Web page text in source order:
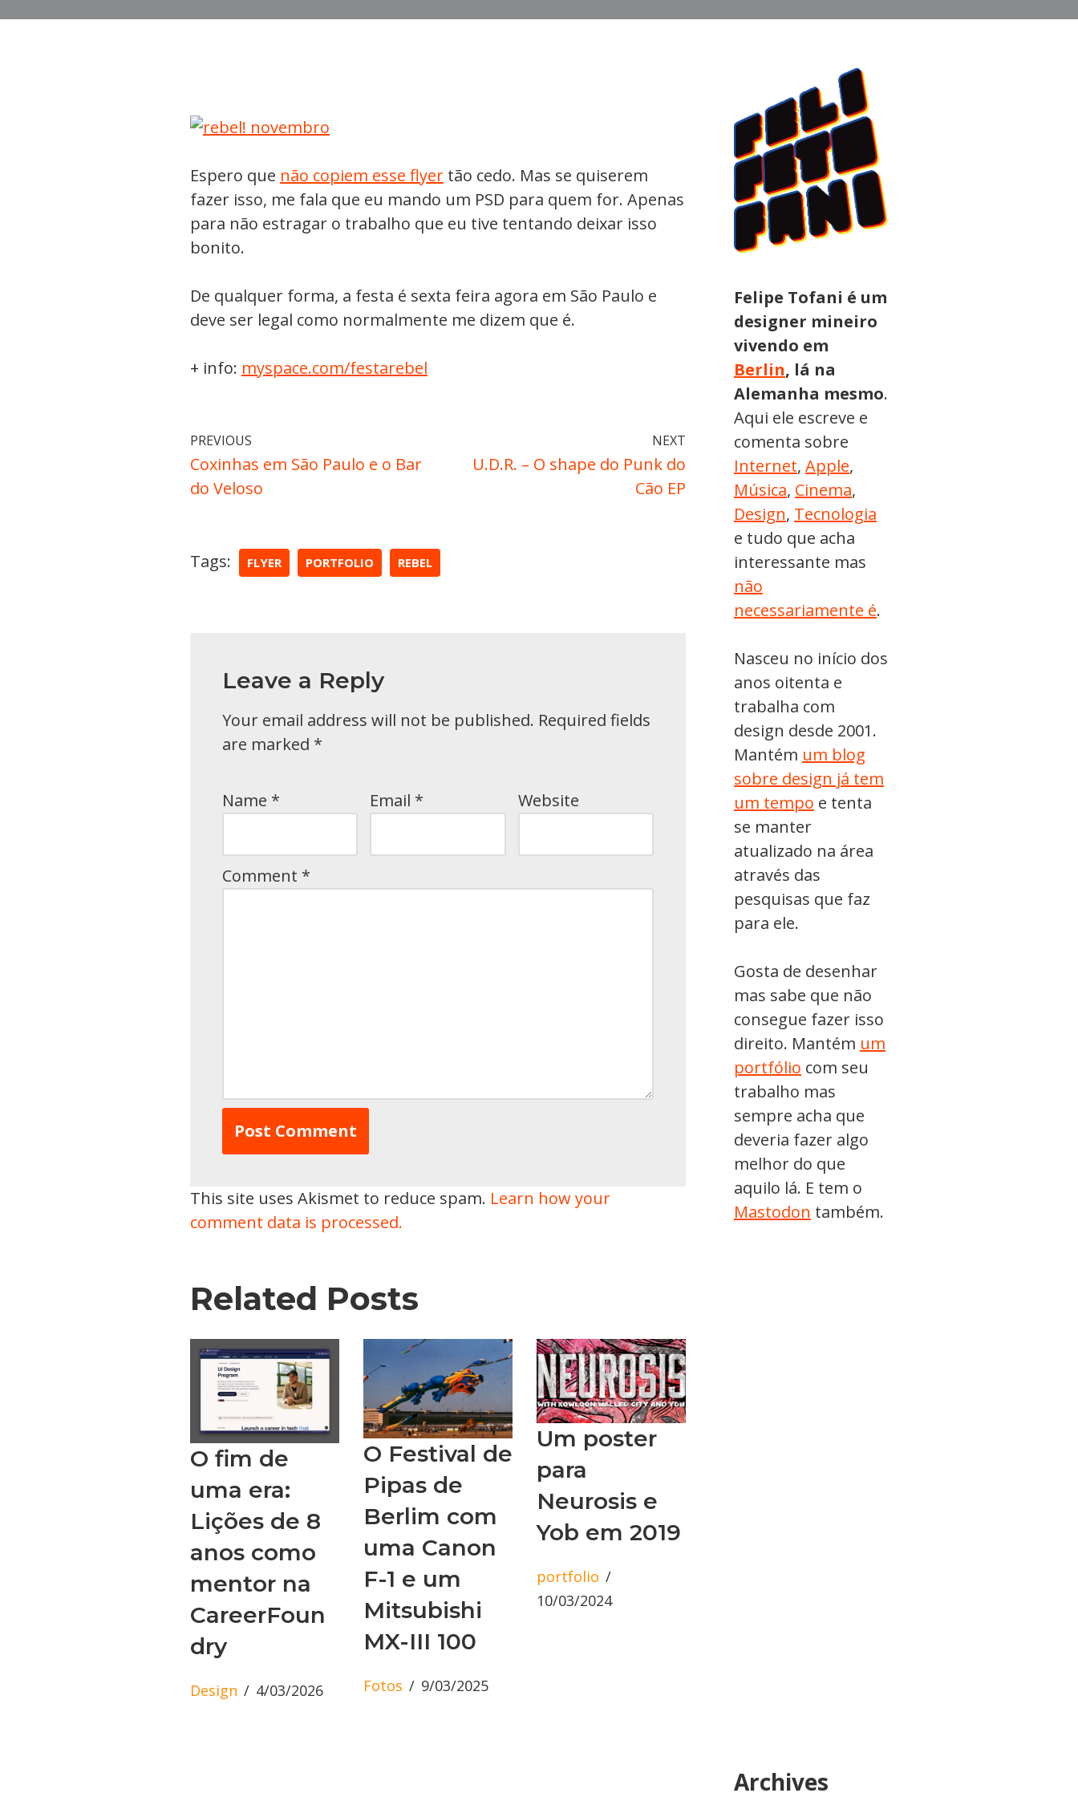
Espero que não copiem esse flyer tão cedo. Mas se quiserem
fazer isso, me fala que eu mando um PSD para quem for. Apenas
para não estragar o trabalho que eu tive tentando deixar isso
bonito.
De qualquer forma, a festa é sexta feira agora em São Paulo e
deve ser legal como normalmente me dizem que é.
+ info: myspace.com/festarebel
PREVIOUS
Coxinhas em São Paulo e o Bar
do Veloso
NEXT
U.D.R. – O shape do Punk do
Cão EP
Tags: FLYER PORTFOLIO REBEL
Leave a Reply
Your email address will not be published. Required fields
are marked *
Name * Email * Website
Comment *
This site uses Akismet to reduce spam. Learn how your
comment data is processed.
Related Posts
O fim de
uma era:
Lições de 8
anos como
mentor na
CareerFoun
dry
Design 4/03/2026
O Festival de
Pipas de
Berlim com
uma Canon
F-1 e um
Mitsubishi
MX-III 100
Fotos 9/03/2025
Um poster
para
Neurosis e
Yob em 2019
portfolio
10/03/2024
Felipe Tofani é um
designer mineiro
vivendo em
Berlin, lá na
Alemanha mesmo.
Aqui ele escreve e
comenta sobre
Internet, Apple,
Música, Cinema,
Design, Tecnologia
e tudo que acha
interessante mas
não
necessariamente é.
Nasceu no início dos
anos oitenta e
trabalha com
design desde 2001.
Mantém um blog
sobre design já tem
um tempo e tenta
se manter
atualizado na área
através das
pesquisas que faz
para ele.
Gosta de desenhar
mas sabe que não
consegue fazer isso
direito. Mantém um
portfólio com seu
trabalho mas
sempre acha que
deveria fazer algo
melhor do que
aquilo lá. E tem o
Mastodon também.
Archives